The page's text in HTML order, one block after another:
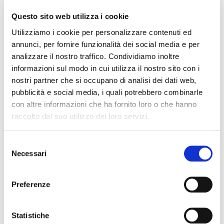
Questo sito web utilizza i cookie
Utilizziamo i cookie per personalizzare contenuti ed
annunci, per fornire funzionalità dei social media e per
analizzare il nostro traffico. Condividiamo inoltre
informazioni sul modo in cui utilizza il nostro sito con i
nostri partner che si occupano di analisi dei dati web,
pubblicità e social media, i quali potrebbero combinarle
con altre informazioni che ha fornito loro o che hanno
raccolto dal suo utilizzo dei loro servizi.
delNecessari
Preferenze
Statistiche
iniziative di valorizzazione e didattiche dedicate al
equilibrio tra uomo e ambiente, alla valorizzazione e
crescita della società entro cui opera.
DESCRIZIONE DEGLI INTERVENTI CON RACCOLTA
CHIUSA
Sostegno all’attività istituzionale 2023-2024 -
Progetto Ascoltare l'uomo e la biosfera
BILANCIO DEL BENE
Interventi con raccolta chiusa